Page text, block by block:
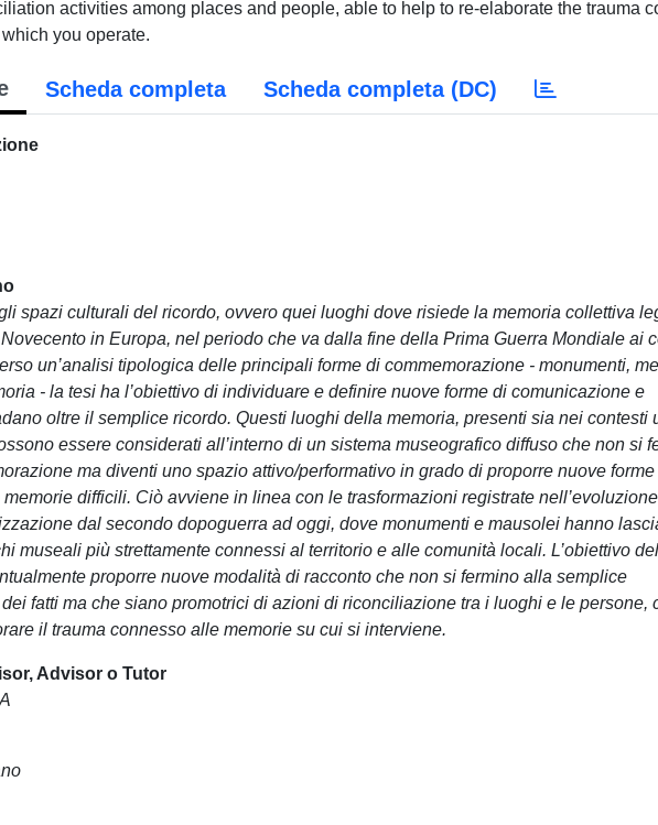
activities among places and people, able to help to re-elaborate the trauma
you operate.
Scheda completa Scheda completa (DC)
spazi culturali del ricordo, ovvero quei luoghi dove risiede la memoria collettiva
in Europa, nel periodo che va dalla fine della Prima Guerra Mondiale ai
un’analisi tipologica delle principali forme di commemorazione - monumenti,
- la tesi ha l’obiettivo di individuare e definire nuove forme di comunicazione e
oltre il semplice ricordo. Questi luoghi della memoria, presenti sia nei contesti
essere considerati all’interno di un sistema museografico diffuso che non si
ma diventi uno spazio attivo/performativo in grado di proporre nuove
difficili. Ciò avviene in linea con le trasformazioni registrate
dal secondo dopoguerra ad oggi, dove monumenti e mausolei hanno
museali più strettamente connessi al territorio e alle comunità locali. L’obiettivo
proporre nuove modalità di racconto che non si fermino alla semplice
fatti ma che siano promotrici di azioni di riconciliazione tra i luoghi e le persone,
il trauma connesso alle memorie su cui si interviene.
Advisor o Tutor